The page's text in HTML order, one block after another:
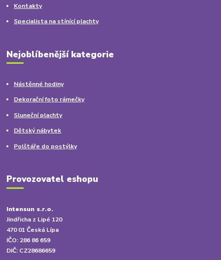
Kontakty
Specialista na stínící plachty
Nejoblíbenější kategorie
Nástěnné hodiny
Dekorační foto rámečky
Sluneční plachty
Dětský nábytek
Polštáře do postýlky
Provozovatel eshopu
Intensun s.r.o.
Jindřicha z Lipé 120
470 01 Česká Lípa
IČO: 286 86 659
DIČ: CZ28686659